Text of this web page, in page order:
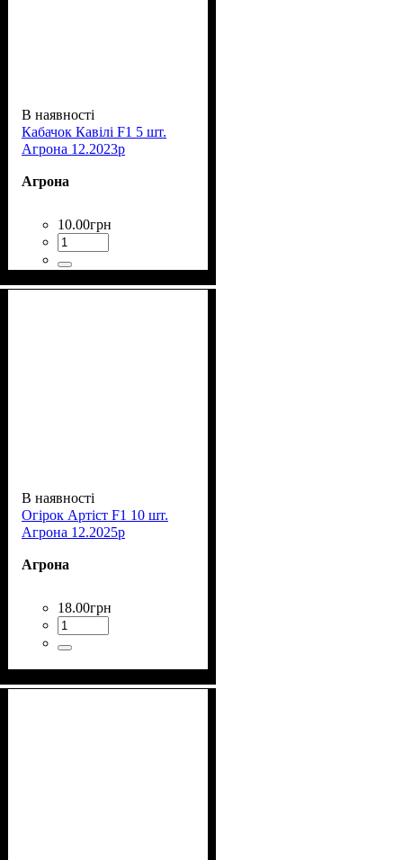
В наявності
Кабачок Кавілі F1 5 шт.
Агрона 12.2023р
Агрона
10.00грн
В наявності
Огірок Артіст F1 10 шт.
Агрона 12.2025р
Агрона
18.00грн